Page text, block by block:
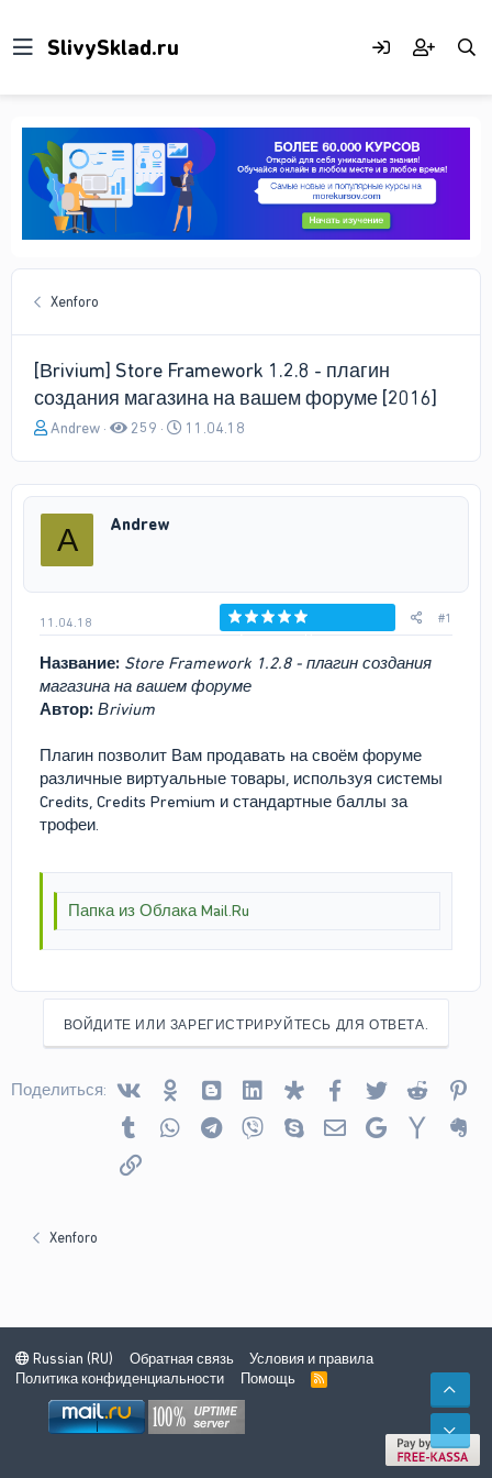
Xenforo
[Вrivium] Store Framework 1.2.8 - плагин
создания магазина на вашем форуме [2016]
А
о
р
е
ы
Andrew 259
Д
а
л
11.04.18
A Andrew
11.04.18
Голосов: 0
#1
Название: Store Framework 1.2.8 - плагин создания
магазина на вашем форуме
Автор: Вrivium
Плагин позволит Вам продавать на своём форуме
различные виртуальные товары, используя системы
Credits, Credits Premium и стандартные баллы за
трофеи.
Папка из Облака Mail.Ru
ВОЙДИТЕ ИЛИ ЗАРЕГИСТРИРУЙТЕСЬ ДЛЯ ОТВЕТА.
Поделиться: VkontakteOdnoklassniki
Blogger Linked InDiasporaFacebook
TwitterReddit
Tumblr WhatsAppTelegram
Viber SkypeЭлектронная почта
Google Yahoo
Ссылка
Xenforo
Russian (RU) Обратная связь
Условия и правила
Политика конфиденциальности
Помощь
R
S